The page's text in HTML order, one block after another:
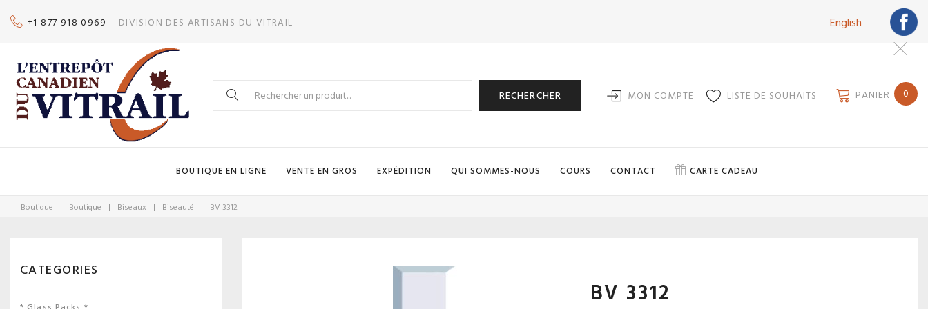
+1 877 918 0969 - DIVISION DES ARTISANS DU VITRAIL English
Search
RECHERCHER MON COMPTE LISTE DE SOUHAITS PANIER 0
BOUTIQUE EN LIGNE VENTE EN GROS EXPÉDITION QUI SOMMES-NOUS COURS CONTACT CARTE CADEAU
Boutique | Boutique | Biseaux | Biseauté | BV 3312
BV 3312
CATEGORIES